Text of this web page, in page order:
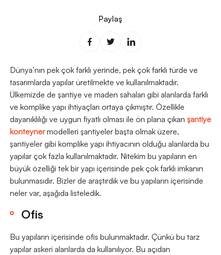
Paylaş
Dünya’nın pek çok farklı yerinde, pek çok farklı türde ve
tasarımlarda yapılar üretilmekte ve kullanılmaktadır.
Ülkemizde de şantiye ve maden sahaları gibi alanlarda farklı
ve komplike yapı ihtiyaçları ortaya çıkmıştır. Özellikle
dayanıklılığı ve uygun fiyatlı olması ile ön plana çıkan şantiye
konteynermodelleri şantiyeler başta olmak üzere,
şantiyeler gibi komplike yapı ihtiyacının olduğu alanlarda bu
yapılar çok fazla kullanılmaktadır. Nitekim bu yapıların en
büyük özelliği tek bir yapı içerisinde pek çok farklı imkanın
bulunmasıdır. Bizler de araştırdık ve bu yapıların içerisinde
neler var, aşağıda listeledik.
Ofis
Bu yapıların içerisinde ofis bulunmaktadır. Çünkü bu tarz
yapılar askeri alanlarda da kullanılıyor. Bu açıdan